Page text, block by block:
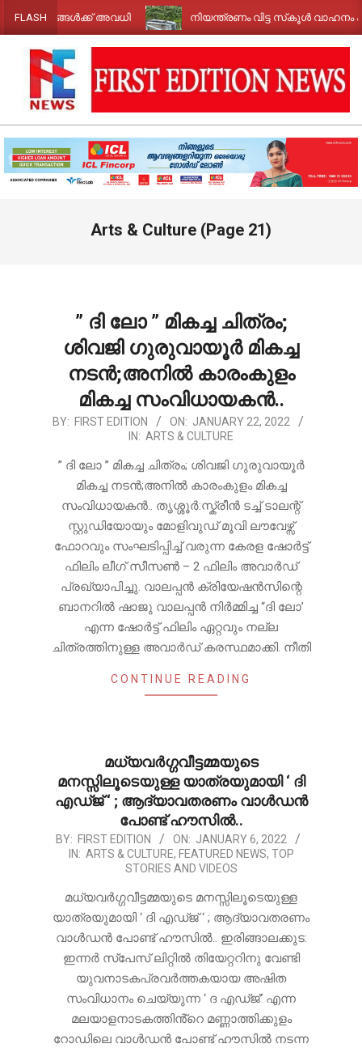
to
content
FLASHഅവധി നിയന്ത്രണം വിട്ട സ്‌കൂൾ വാഹനം
FIRST
EDITION
NEWS
Arts & Culture (Page 21)
” ദി ലോ ” മികച്ച ചിത്രം;
ശിവജി ഗുരുവായൂർ മികച്ച
നടൻ;അനിൽ കാരംകുളം
മികച്ച സംവിധായകൻ..
2022-
22
BY: FIRST EDITION ON: JANUARY 22, 2022
IN: ARTS & CULTURE
” ദി ലോ ” മികച്ച ചിത്രം; ശിവജി ഗുരുവായൂർ
മികച്ച നടൻ;അനിൽ കാരംകുളം മികച്ച
സംവിധായകൻ.. തൃശ്ശൂർ:സ്ക്രീൻ ടച്ച് ടാലന്റ്
സ്റ്റുഡിയോയും മോളിവുഡ് മൂവി ലൗവേഴ്സ്
ഫോറവും സംഘടിപ്പിച്ച് വരുന്ന കേരള ഷോർട്ട്
ഫിലിം ലീഗ് സീസൺ – 2 ഫിലിം അവാർഡ്
പ്രഖ്യാപിച്ചു. വാലപ്പൻ ക്രിയേഷൻസിന്റെ
ബാനറിൽ ഷാജു വാലപ്പൻ നിർമ്മിച്ച “ദി ലോ’
എന്ന ഷോർട്ട് ഫിലിം ഏറ്റവും നല്ല
ചിത്രത്തിനുള്ള അവാർഡ് കരസ്ഥമാക്കി. നീതി
CONTINUE READING
മധ്യവർഗ്ഗവീട്ടമ്മയുടെ
മനസ്സിലൂടെയുള്ള യാത്രയുമായി ‘ ദി
എഡ്ജ് ‘ ; ആദ്യാവതരണം വാൾഡൻ
പോണ്ട് ഹൗസിൽ..
2022-
BY: FIRST EDITION ON: JANUARY 6, 2022
IN: ARTS & CULTURE, FEATURED NEWS, TOP
STORIES AND VIDEOS
മധ്യവർഗ്ഗവീട്ടമ്മയുടെ മനസ്സിലൂടെയുള്ള
യാത്രയുമായി ‘ ദി എഡ്ജ് ‘ ; ആദ്യാവതരണം
വാൾഡൻ പോണ്ട് ഹൗസിൽ.. ഇരിങ്ങാലക്കുട:
ഇന്നർ സ്പേസ് ലിറ്റിൽ തിയേറ്ററിനു വേണ്ടി
യുവനാടകപ്രവർത്തകയായ അഷിത
സംവിധാനം ചെയ്യുന്ന ‘ ദ എഡ്ജ്’ എന്ന
മലയാളനാടകത്തിൻ്റെ മണ്ണാത്തിക്കുളം
റോഡിലെ വാൾഡൻ പോണ്ട് ഹൗസിൽ നടന്ന